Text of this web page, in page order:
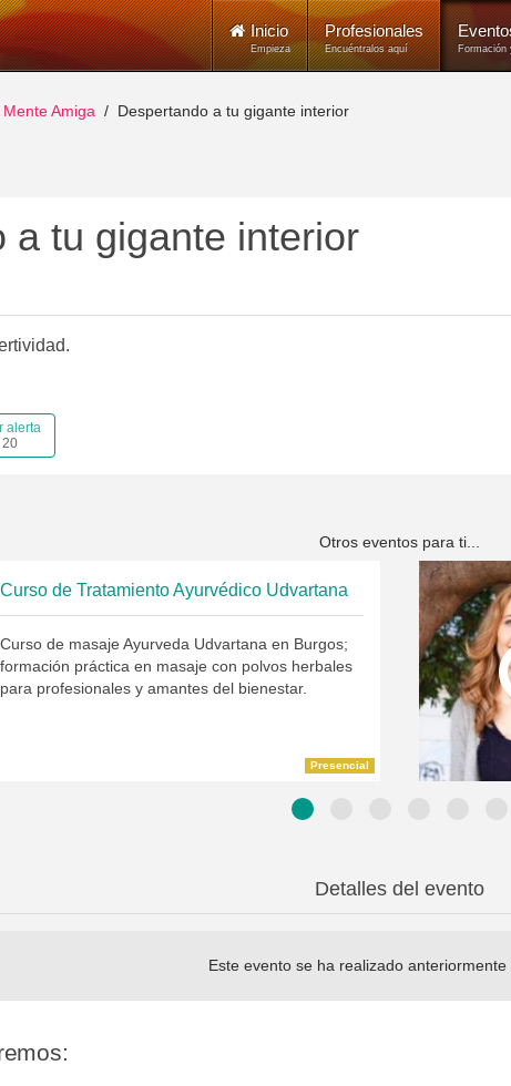
Inicio
Empieza
Profesionales
Encuéntralos aquí Formación
Amiga Despertando a tu gigante interior
a tu gigante interior
alerta
20
Otros eventos para ti...
Curso de Tratamiento Ayurvédico Udvartana
Curso de masaje Ayurveda Udvartana en Burgos;
formación práctica en masaje con polvos herbales
para profesionales y amantes del bienestar.
Presencial
Detalles del evento
Este evento se ha realizado anteriormente